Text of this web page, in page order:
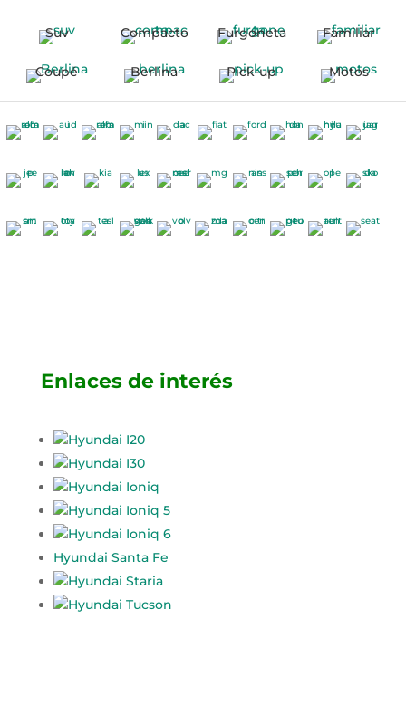
Suv Compacto Furgoneta Familiar
Coupé Berlina Pick-up Motos
Enlaces de interés
Hyundai I20
Hyundai I30
Hyundai Ioniq
Hyundai Ioniq 5
Hyundai Ioniq 6
Hyundai Santa Fe
Hyundai Staria
Hyundai Tucson